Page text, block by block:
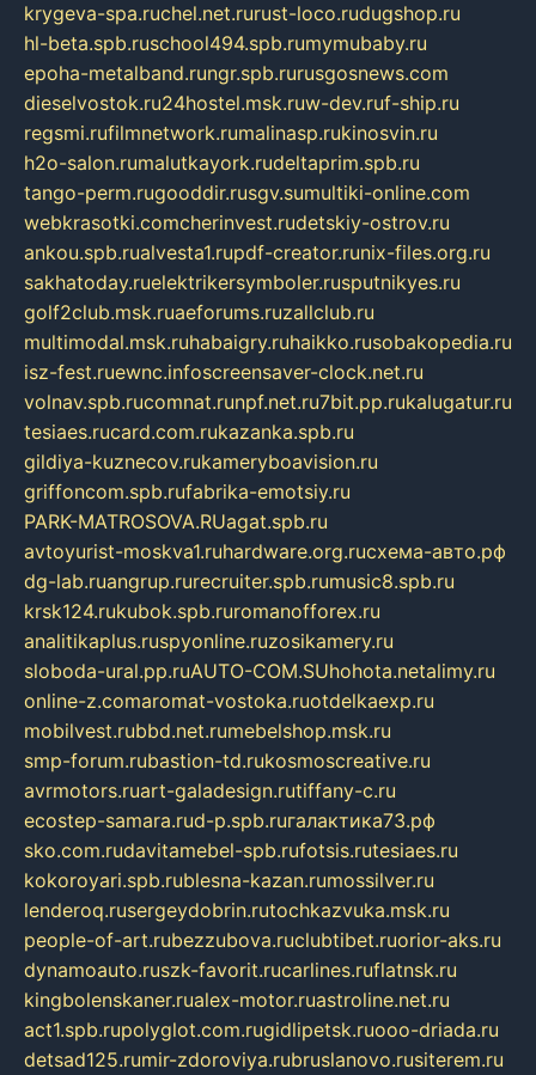
krygeva-spa.ruchel.net.rurust-loco.rudugshop.ru
hl-beta.spb.ruschool494.spb.rumymubaby.ru
epoha-metalband.rungr.spb.rurusgosnews.com
dieselvostok.ru24hostel.msk.ruw-dev.ruf-ship.ru
regsmi.rufilmnetwork.rumalinasp.rukinosvin.ru
h2o-salon.rumalutkayork.rudeltaprim.spb.ru
tango-perm.rugooddir.rusgv.sumultiki-online.com
webkrasotki.comcherinvest.rudetskiy-ostrov.ru
ankou.spb.rualvesta1.rupdf-creator.runix-files.org.ru
sakhatoday.ruelektrikersymboler.rusputnikyes.ru
golf2club.msk.ruaeforums.ruzallclub.ru
multimodal.msk.ruhabaigry.ruhaikko.rusobakopedia.ru
isz-fest.ruewnc.infoscreensaver-clock.net.ru
volnav.spb.rucomnat.runpf.net.ru7bit.pp.rukalugatur.ru
tesiaes.rucard.com.rukazanka.spb.ru
gildiya-kuznecov.rukameryboavision.ru
griffoncom.spb.rufabrika-emotsiy.ru
PARK-MATROSOVA.RUagat.spb.ru
avtoyurist-moskva1.ruhardware.org.ruсхема-авто.рф
dg-lab.ruangrup.rurecruiter.spb.rumusic8.spb.ru
krsk124.rukubok.spb.ruromanofforex.ru
analitikaplus.ruspyonline.ruzosikamery.ru
sloboda-ural.pp.ruAUTO-COM.SUhohota.netalimy.ru
online-z.comaromat-vostoka.ruotdelkaexp.ru
mobilvest.rubbd.net.rumebelshop.msk.ru
smp-forum.rubastion-td.rukosmoscreative.ru
avrmotors.ruart-galadesign.rutiffany-c.ru
ecostep-samara.rud-p.spb.ruгалактика73.рф
sko.com.rudavitamebel-spb.rufotsis.rutesiaes.ru
kokoroyari.spb.rublesna-kazan.rumossilver.ru
lenderoq.rusergeydobrin.rutochkazvuka.msk.ru
people-of-art.rubezzubova.ruclubtibet.ruorior-aks.ru
dynamoauto.ruszk-favorit.rucarlines.ruflatnsk.ru
kingbolenskaner.rualex-motor.ruastroline.net.ru
act1.spb.rupolyglot.com.rugidlipetsk.ruooo-driada.ru
detsad125.rumir-zdoroviya.rubruslanovo.rusiterem.ru